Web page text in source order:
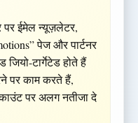
पर ईमेल न्यूज़लेटर,
पेज और पार्टनर
टार्गेटेड होते हैं
पर काम करते हैं,
पर अलग नतीजा दे